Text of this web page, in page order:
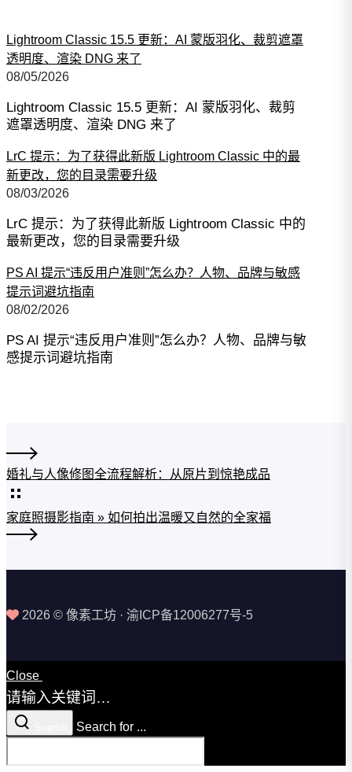
Lightroom Classic 15.5 更新：AI 蒙版羽化、裁剪遮罩
透明度、渲染 DNG 来了
08/05/2026
Lightroom Classic 15.5 更新：AI 蒙版羽化、裁剪
遮罩透明度、渲染 DNG 来了
LrC 提示：为了获得此新版 Lightroom Classic 中的最
新更改，您的目录需要升级
08/03/2026
LrC 提示：为了获得此新版 Lightroom Classic 中的
最新更改，您的目录需要升级
PS AI 提示“违反用户准则”怎么办？人物、品牌与敏感
提示词避坑指南
08/02/2026
PS AI 提示“违反用户准则”怎么办？人物、品牌与敏
感提示词避坑指南
婚礼与人像修图全流程解析：从原片到惊艳成品
家庭照摄影指南 » 如何拍出温暖又自然的全家福
2026 © 像素工坊 · 渝ICP备12006277号-5
Close
请输入关键词…
Search for ...